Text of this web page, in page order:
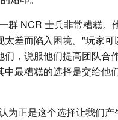
群 NCR 士兵非常糟糕。
太差而陷入困境。"玩家
们，说服他们提高团队合
中最糟糕的选择是交给他
为正是这个选择让我们产